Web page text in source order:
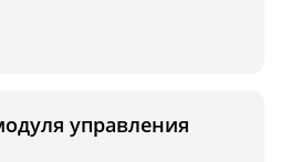
управления